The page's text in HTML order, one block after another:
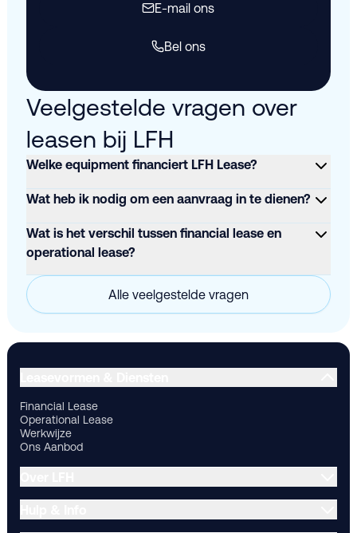
E-mail ons
Bel ons
Veelgestelde vragen over
leasen bij LFH
Welke equipment financiert LFH Lease?
Wat heb ik nodig om een aanvraag in te dienen?
Wat is het verschil tussen financial lease en
operational lease?
Alle veelgestelde vragen
Financial Lease
Operational Lease
Werkwijze
Ons Aanbod